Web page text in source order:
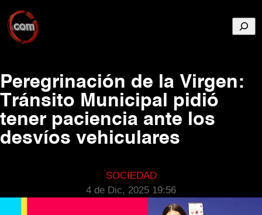
Peregrinación de la Virgen:
Tránsito Municipal pidió
tener paciencia ante los
desvíos vehiculares
SOCIEDAD
4 de Dic, 2025 19:56